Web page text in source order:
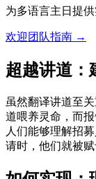
为多语言主日提供
欢迎团队指南 →
超越讲道：
虽然翻译讲道至
道喂养灵命，而
人们能够理解招
请时，他们就被